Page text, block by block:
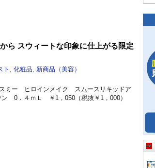
ら スウィートな印象に仕上がる限定
ト 化粧品
新商品（美容）
ミー ヒロインメイク スムースリキッドア
0．４ｍＬ ￥1，050（税抜￥1，000）